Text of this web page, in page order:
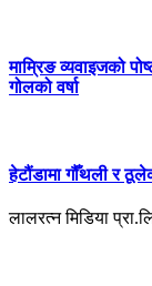
माम्रिङ व्यवाइजको
गोलको वर्षा
हेटौंडामा गौँथली र
लालरत्न मिडिया